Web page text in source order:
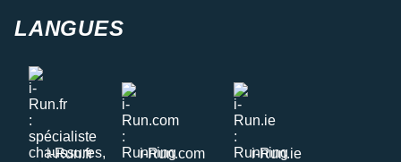
LANGUES
i-Run.fr i-Run.com i-Run.ie